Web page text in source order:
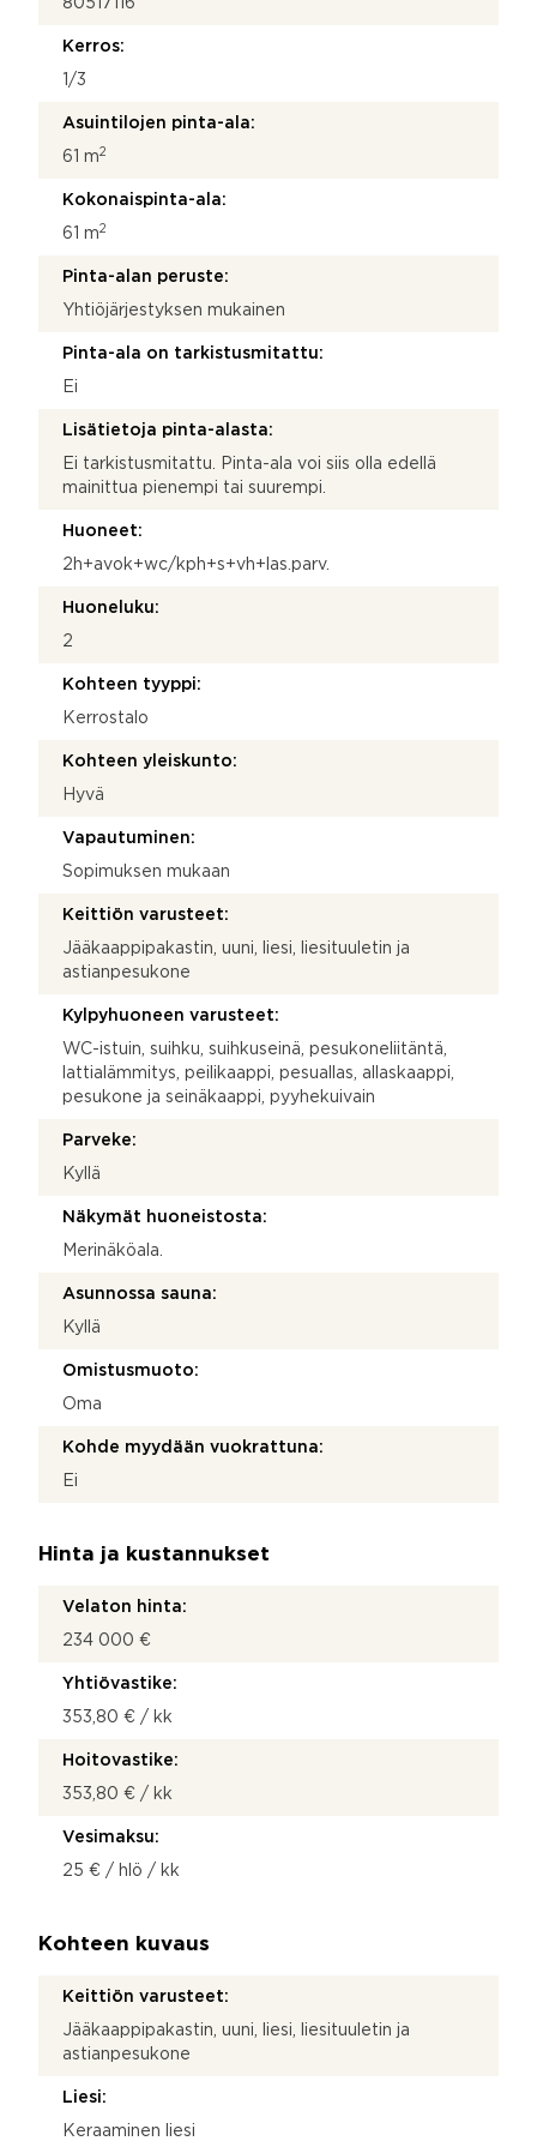
80517116
Kerros:
1/3
Asuintilojen pinta-ala:
61 m2
Kokonaispinta-ala:
61 m2
Pinta-alan peruste:
Yhtiöjärjestyksen mukainen
Pinta-ala on tarkistusmitattu:
Ei
Lisätietoja pinta-alasta:
Ei tarkistusmitattu. Pinta-ala voi siis olla edellä
mainittua pienempi tai suurempi.
Huoneet:
2h+avok+wc/kph+s+vh+las.parv.
Huoneluku:
2
Kohteen tyyppi:
Kerrostalo
Kohteen yleiskunto:
Hyvä
Vapautuminen:
Sopimuksen mukaan
Keittiön varusteet:
Jääkaappipakastin, uuni, liesi, liesituuletin ja
astianpesukone
Kylpyhuoneen varusteet:
WC-istuin, suihku, suihkuseinä, pesukoneliitäntä,
lattialämmitys, peilikaappi, pesuallas, allaskaappi,
pesukone ja seinäkaappi, pyyhekuivain
Parveke:
Kyllä
Näkymät huoneistosta:
Merinäköala.
Asunnossa sauna:
Kyllä
Omistusmuoto:
Oma
Kohde myydään vuokrattuna:
Ei
Hinta ja kustannukset
Velaton hinta:
234 000 €
Yhtiövastike:
353,80 € / kk
Hoitovastike:
353,80 € / kk
Vesimaksu:
25 € / hlö / kk
Kohteen kuvaus
Keittiön varusteet:
Jääkaappipakastin, uuni, liesi, liesituuletin ja
astianpesukone
Liesi:
Keraaminen liesi